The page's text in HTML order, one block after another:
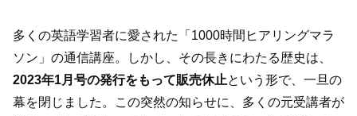
多くの英語学習者に愛された「1000時間ヒアリングマラ
ソン」の通信講座。しかし、その長きにわたる歴史は、
2023年1月号の発行をもって販売休止という形で、一旦の
幕を閉じました。この突然の知らせに、多くの元受講者が